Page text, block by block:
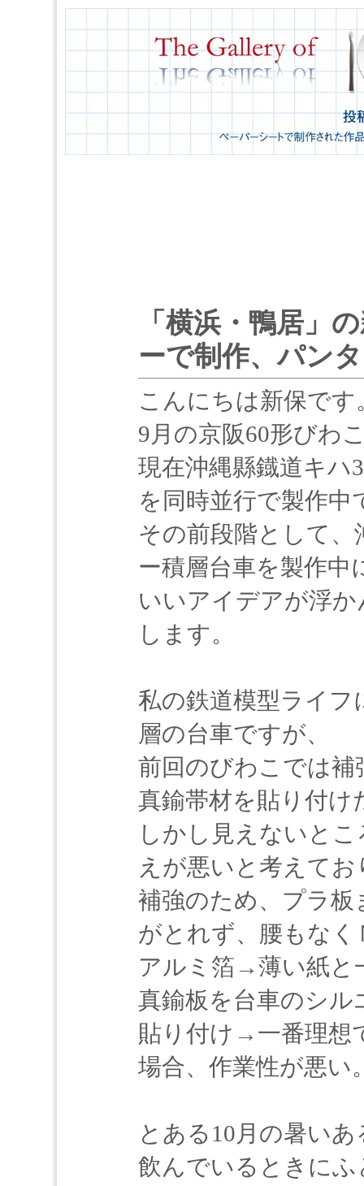
「横浜・鴨居」
ーで制作、パン
こんにちは新保です
9月の京阪60形びわ
現在沖縄縣鐡道キハ
を同時並行で製作中
その前段階として、
ー積層台車を製作中
いいアイデアが浮
します。
私の鉄道模型ライフ
層の台車ですが、
前回のびわこでは補
真鍮帯材を貼り付け
しかし見えないと
えが悪いと考えて
補強のため、プラ
がとれず、腰もなく
アルミ箔→薄い紙と
真鍮板を台車のシ
貼り付け→一番理想
場合、作業性が悪い
とある10月の暑い
飲んでいるときに